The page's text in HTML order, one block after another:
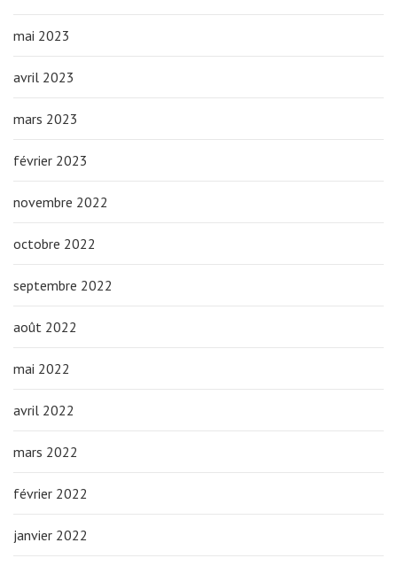
mai 2023
avril 2023
mars 2023
février 2023
novembre 2022
octobre 2022
septembre 2022
août 2022
mai 2022
avril 2022
mars 2022
février 2022
janvier 2022